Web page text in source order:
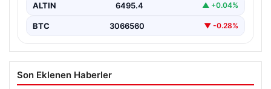
ALTIN 6495.4 ▲ +0.04%
BTC 3066560 ▼ -0.28%
Son Eklenen Haberler